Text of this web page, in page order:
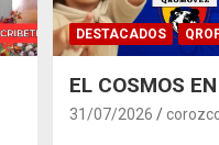
DESTACADOS
EL COSMOS
31/07/2026